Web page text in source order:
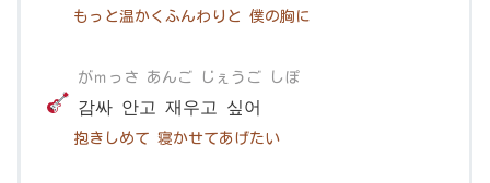
もっと温かくふんわりと 僕の胸に
がｍっさ あんご じぇうご しぽ
감싸 안고 재우고 싶어
抱きしめて 寝かせてあげたい